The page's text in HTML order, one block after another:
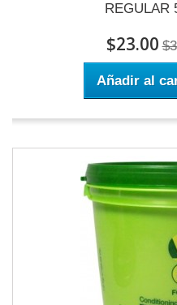
REGULAR
$23.00
Añadir al